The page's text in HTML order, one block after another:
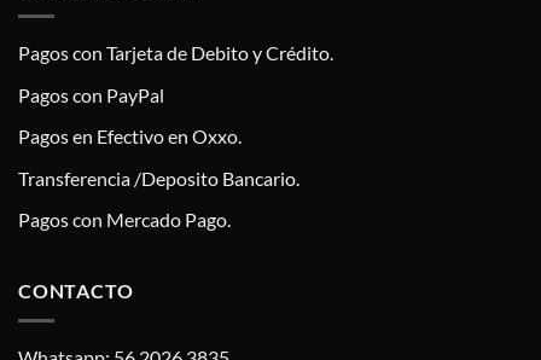
Pagos con Tarjeta de Debito y Crédito.
Pagos con PayPal
Pagos en Efectivo en Oxxo.
Transferencia /Deposito Bancario.
Pagos con Mercado Pago.
CONTACTO